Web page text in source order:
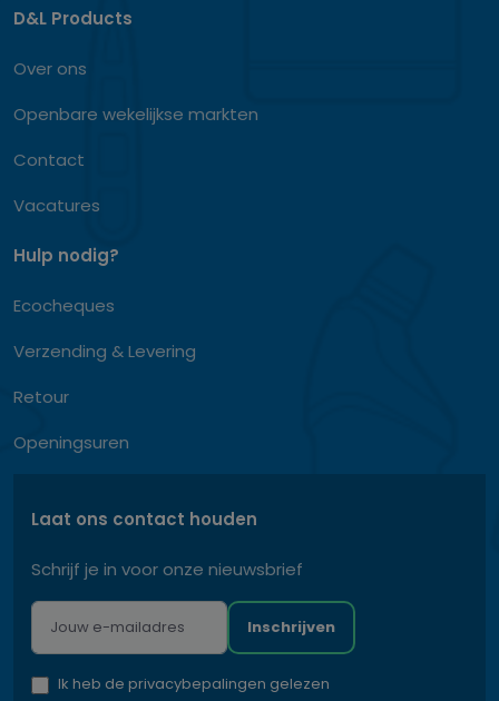
D&L Products
Over ons
Openbare wekelijkse markten
Contact
Vacatures
Hulp nodig?
Ecocheques
Verzending & Levering
Retour
Openingsuren
Laat ons contact houden
Schrijf je in voor onze nieuwsbrief
Inschrijven
Ik heb de privacybepalingen gelezen